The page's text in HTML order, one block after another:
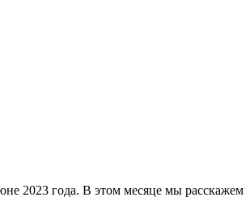
2023 года. В этом месяце мы расскажем